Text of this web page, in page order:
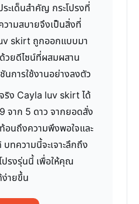
ะเด็นสำคัญ กระโปรงที่
วามสบายจึงเป็นสิ่งที่
skirt ถูกออกแบบมา
วยดีไซน์ที่ผสมผสาน
การใช้งานอย่างลงตัว
ริง Cayla luv skirt ได้
จาก 5 ดาว จากยอดสั่ง
อนถึงความพึงพอใจและ
ความนี้จะเจาะลึกถึง
รงรุ่นนี้ เพื่อให้คุณ
ง่ายขึ้น